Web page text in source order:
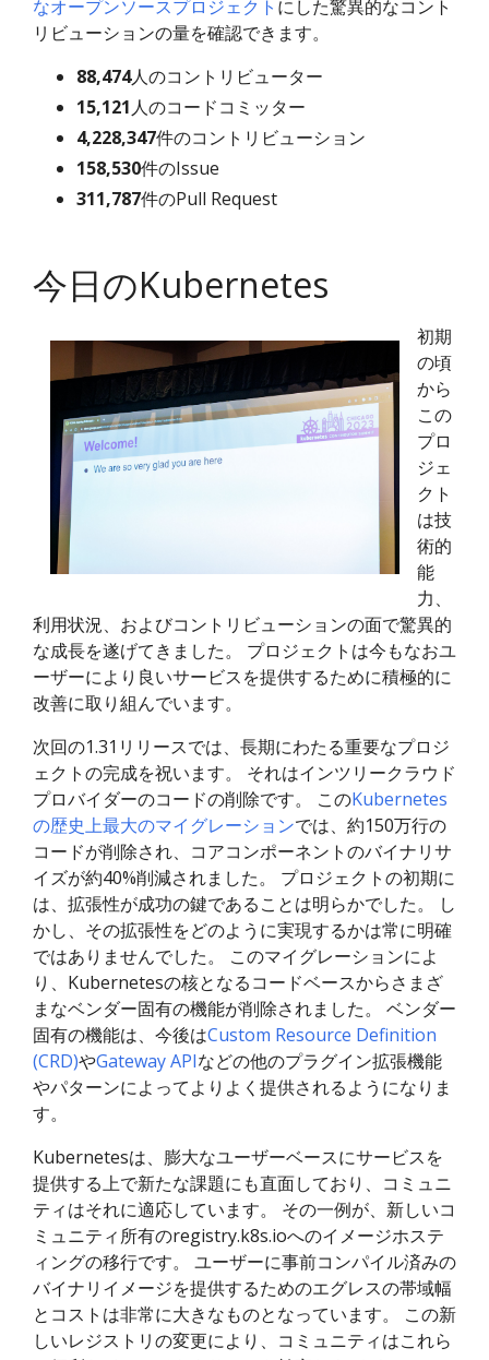
なオープンソースプロジェクト にした驚異的なコント
リビューションの量を確認できます。
88,474人のコントリビューター
15,121人のコードコミッター
4,228,347件のコントリビューション
158,530件のIssue
311,787件のPull Request
今日のKubernetes
初期
の頃
から
この
プロ
ジェ
クト
は技
術的
能
力、
利用状況、およびコントリビューションの面で驚異的
な成長を遂げてきました。 プロジェクトは今もなおユ
ーザーにより良いサービスを提供するために積極的に
改善に取り組んでいます。
次回の1.31リリースでは、長期にわたる重要なプロジ
ェクトの完成を祝います。 それはインツリークラウド
プロバイダーのコードの削除です。 このKubernetes
の歴史上最大のマイグレーションでは、約150万行の
コードが削除され、コアコンポーネントのバイナリサ
イズが約40%削減されました。 プロジェクトの初期に
は、拡張性が成功の鍵であることは明らかでした。 し
かし、その拡張性をどのように実現するかは常に明確
ではありませんでした。 このマイグレーションによ
り、Kubernetesの核となるコードベースからさまざ
まなベンダー固有の機能が削除されました。 ベンダー
固有の機能は、今後はCustom Resource Definition
(CRD)やGateway APIなどの他のプラグイン拡張機能
やパターンによってよりよく提供されるようになりま
す。
Kubernetesは、膨大なユーザーベースにサービスを
提供する上で新たな課題にも直面しており、コミュニ
ティはそれに適応しています。 その一例が、新しいコ
ミュニティ所有のregistry.k8s.ioへのイメージホステ
ィングの移行です。 ユーザーに事前コンパイル済みの
バイナリイメージを提供するためのエグレスの帯域幅
とコストは非常に大きなものとなっています。 この新
しいレジストリの変更により、コミュニティはこれら